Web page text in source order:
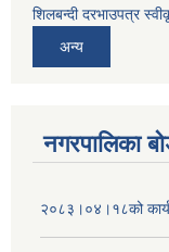
शिलबन्दी दरभाउपत्र
अन्य
नगरपालिका
२०८३।०४।१८को